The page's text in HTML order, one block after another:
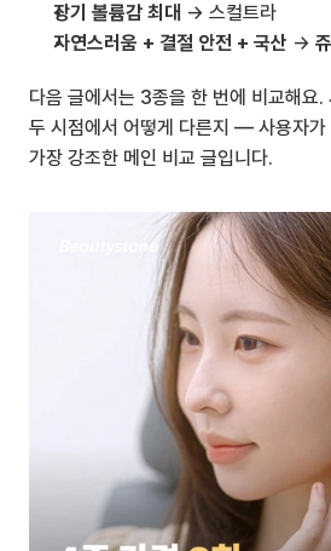
장기 볼륨감 최대 → 스컬트라
자연스러움 + 결절 안전 + 국산 →
다음 글에서는 3종을 한 번에 비교해요.
두 시점에서 어떻게 다른지 — 사용자가
가장 강조한 메인 비교 글입니다.